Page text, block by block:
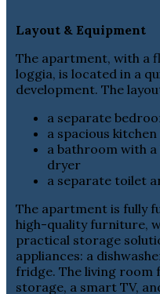
Layout & Equipment
The apartment, with a
loggia, is located in a
development. The
a separate
a spacious
a bathroom with a
dryer
a separate toilet
The apartment is fully
high-quality furniture,
practical storage
appliances: a
fridge. The living room
storage, a smart TV,